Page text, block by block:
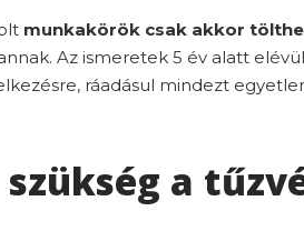
munkakörök csak akkor
Az ismeretek 5 év alatt
ráadásul mindezt
a